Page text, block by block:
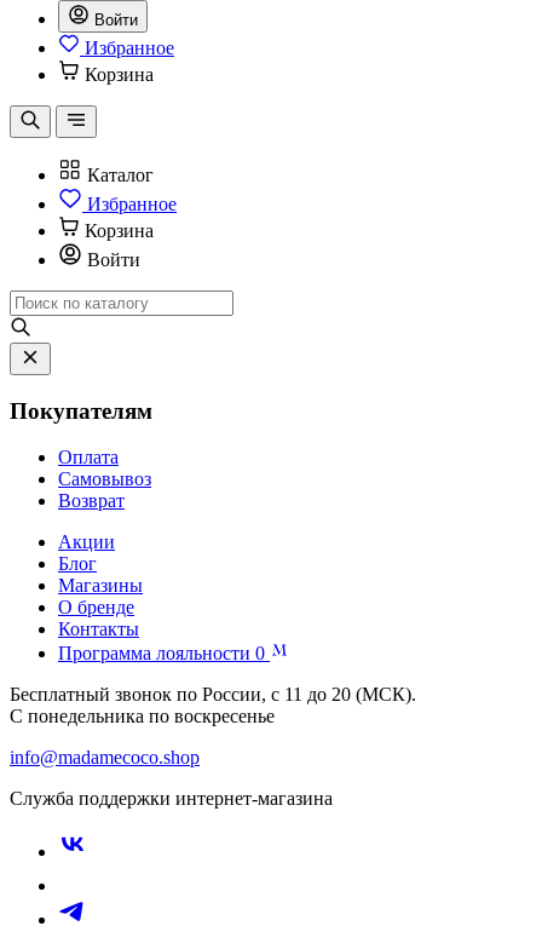
Войти
Избранное
Корзина
Каталог
Избранное
Корзина
Войти
Покупателям
Оплата
Самовывоз
Возврат
Акции
Блог
Магазины
О бренде
Контакты
Программа лояльности 0
Бесплатный звонок по России, с 11 до 20 (МСК).
С понедельника по воскресенье
info@madamecoco.shop
Служба поддержки интернет-магазина